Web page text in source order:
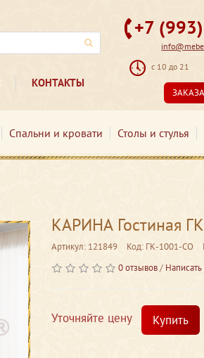
КОНТАКТЫ
+7
с 10 до 21
Спальни и кровати Столы и стулья
КАРИНА Гостиная
Артикул: 121849 Код: ГК-1001-СО
0 отзывов/
Уточняйте цену Купить